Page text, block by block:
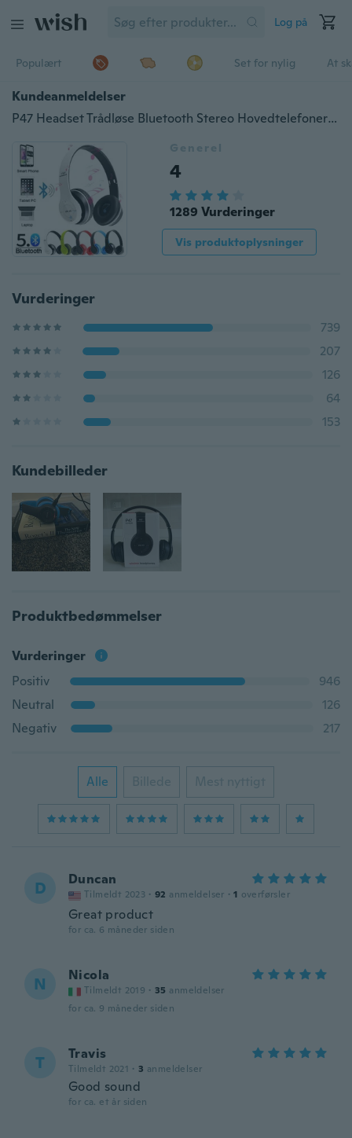
Log på
Populært Set for nylig At
Kundeanmeldelser
P47 Headset Trådløse Bluetooth Stereo Hovedtelefoner Sammenfoldelige sportsøretelefoner Håndfri Understøtter TF Memory Card MP3-afspiller til Andorid
Generel
4
1289 Vurderinger
Vis produktoplysninger
Vurderinger
739
207
126
64
153
Kundebilleder
Produktbedømmelser
Vurderinger
Positiv
946
Neutral
126
Negativ
217
Alle Billede Mest nyttigt
D Duncan
Tilmeldt 2023 · 92 anmeldelser · 1 overførsler
Great product
for ca. 6 måneder siden
N Nicola
Tilmeldt 2019 · 35 anmeldelser
for ca. 9 måneder siden
T Travis
Tilmeldt 2021 · 3 anmeldelser
Good sound
for ca. et år siden